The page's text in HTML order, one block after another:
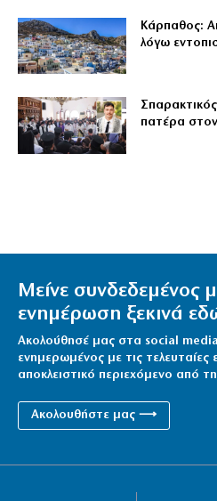
Κάρπαθος:
λόγω
πατέρα
Μείνε συνδεδεμένος
ενημέρωση ξεκινά
Ακολούθησέ μας στα social media
ενημερωμένος με τις τελευταίες
αποκλειστικό περιεχόμενο από
Ακολουθήστε μας ⟶